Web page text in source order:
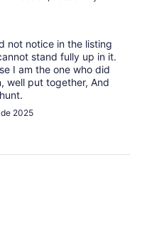
not notice in the listing
stand fully up in it.
I am the one who did
well put together, And
2025